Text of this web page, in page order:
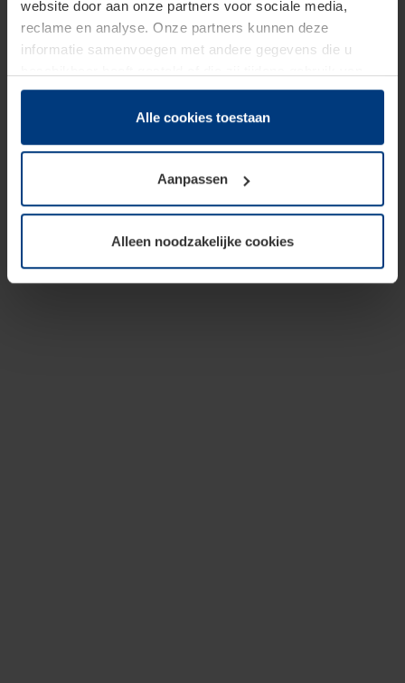
website door aan onze partners voor sociale media,
reclame en analyse. Onze partners kunnen deze
informatie samenvoegen met andere gegevens die u
hun diensten hebben verzameld.
Juridisch hebben wij het recht om cookies op uw
van deze pagina's absoluut vereist is. Voor alle andere
soorten cookies is uw toestemming benodigd. Uw
toestemming kunt u op elk moment bij de uitleg van de
wijzigen of herroepen.
Alle cookies toestaan
Aanpassen
Alleen noodzakelijke cookies